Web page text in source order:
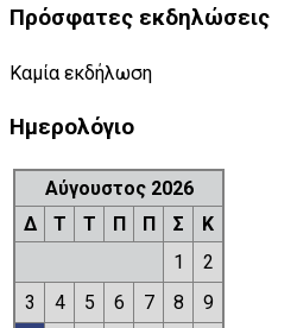
Πρόσφατες εκδηλώσεις
Καμία εκδήλωση
Ημερολόγιο
Αύγουστος 2026
Δ
Τ Τ Π Π Σ
Κ
1
2
3
4 5 6 7 8
9